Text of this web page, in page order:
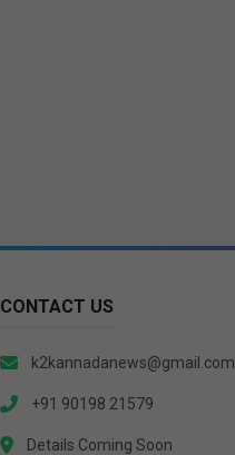
CONTACT US
k2kannadanews@gmail.com
+91 90198 21579
Details Coming Soon